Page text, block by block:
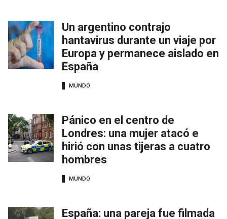
Un argentino contrajo
hantavirus durante un viaje por
Europa y permanece aislado en
España
MUNDO
Pánico en el centro de
Londres: una mujer atacó e
hirió con unas tijeras a cuatro
hombres
MUNDO
España: una pareja fue filmada